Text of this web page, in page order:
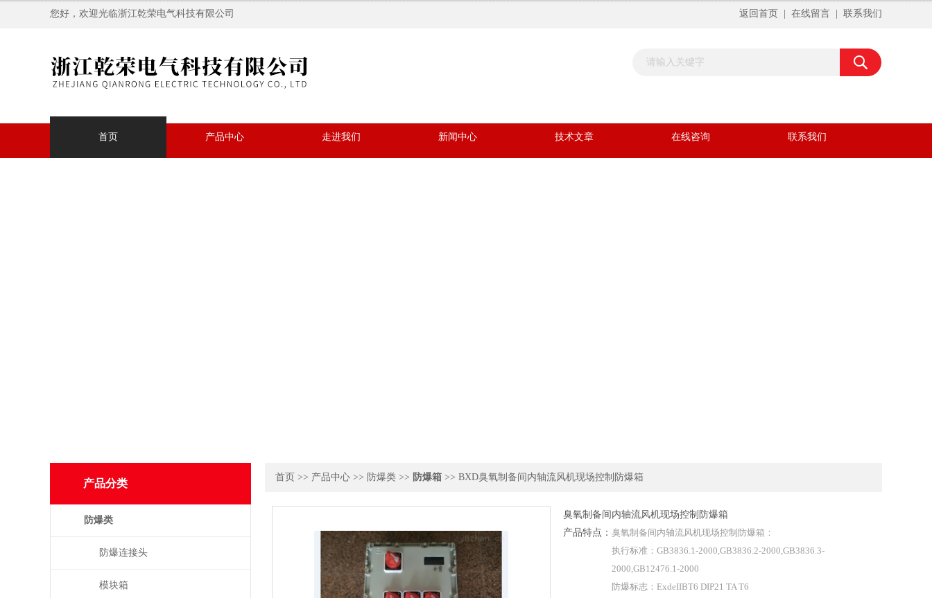
您好，欢迎光临浙江乾荣电气科技有限公司 返回首页 在线留言 联系我们
首页 产品中心 走进我们 新闻中心 技术文章 在线咨询 联系我们
首页 >> 产品中心 >> 防爆类 >> 防爆箱 >> BXD臭氧制备间内轴流风机现场控制防爆箱
臭氧制备间内轴流风机现场控制防爆箱
产品特点： 臭氧制备间内轴流风机现场控制防爆箱：
执行标准：GB3836.1-2000,GB3836.2-2000,GB3836.3-
2000,GB12476.1-2000
防爆标志：ExdeIIBT6 DIP21 TA T6
产品分类
防爆类
防爆连接头
模块箱